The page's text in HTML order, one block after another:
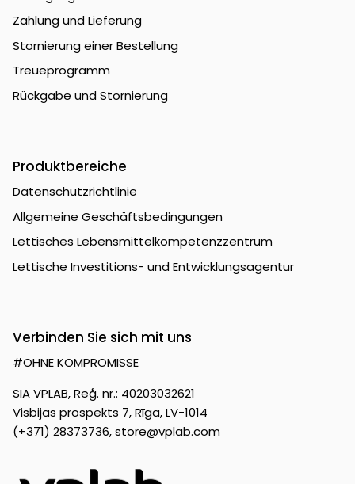
Zahlung und Lieferung
Stornierung einer Bestellung
Treueprogramm
Rückgabe und Stornierung
Produktbereiche
Datenschutzrichtlinie
Allgemeine Geschäftsbedingungen
Lettisches Lebensmittelkompetenzzentrum
Lettische Investitions- und Entwicklungsagentur
Verbinden Sie sich mit uns
#OHNE KOMPROMISSE
SIA VPLAB, Reģ. nr.: 40203032621
Visbijas prospekts 7, Rīga, LV-1014
(+371) 28373736,store@vplab.com